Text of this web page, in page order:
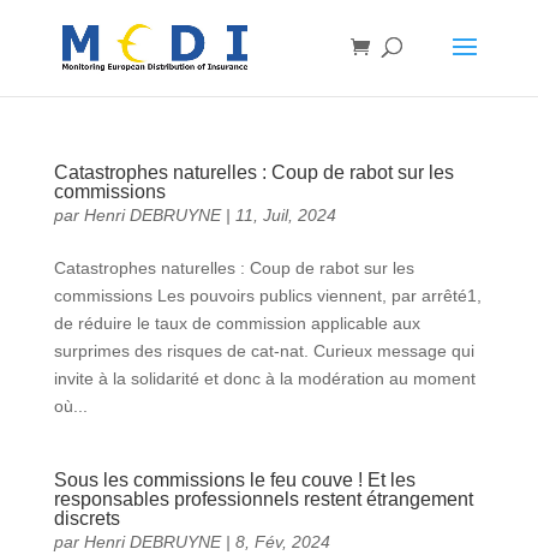
Catastrophes naturelles : Coup de rabot sur les
commissions
par Henri DEBRUYNE| 11, Juil, 2024
Catastrophes naturelles : Coup de rabot sur les
commissions Les pouvoirs publics viennent, par arrêté1,
de réduire le taux de commission applicable aux
surprimes des risques de cat-nat. Curieux message qui
invite à la solidarité et donc à la modération au moment
où...
Sous les commissions le feu couve ! Et les
responsables professionnels restent étrangement
discrets
par Henri DEBRUYNE| 8, Fév, 2024